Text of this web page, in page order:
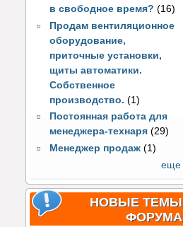
в свободное время? (16)
Продам вентиляционное
оборудование,
приточные установки,
щиты автоматики.
Собственное
производство. (1)
Постоянная работа для
менеджера-технаря (29)
Менеджер продаж (1)
еще
НОВЫЕ ТЕМЫ
ФОРУМА